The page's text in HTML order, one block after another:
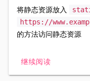
将静态资源放入
https://
的方法访问静态资源
继续阅读